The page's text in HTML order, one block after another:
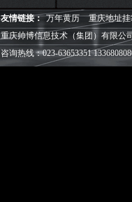
◎
友情链接： 万年黄历 重庆地址
重庆帅博信息技术（集团）有限
咨询热线：023-63653351